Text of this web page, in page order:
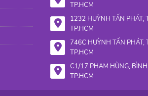
TP.HCM
1232 HUỲNH TẤN PHÁT,
TP.HCM
746C HUỲNH TẤN PHÁT,
TP.HCM
C1/17 PHẠM HÙNG,
TP.HCM